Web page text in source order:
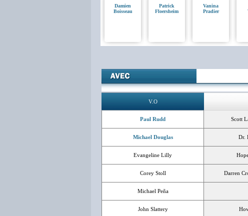
Damien
Boisseau
Patrick
Floersheim
Vanina
Pradier
V.O
Paul Rudd Scott
Michael Douglas Dr.
Evangeline Lilly
Corey Stoll Darren
Michael Peña
John Slattery